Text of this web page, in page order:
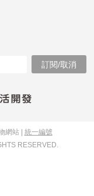
網站 | 統一編號
RESERVED.